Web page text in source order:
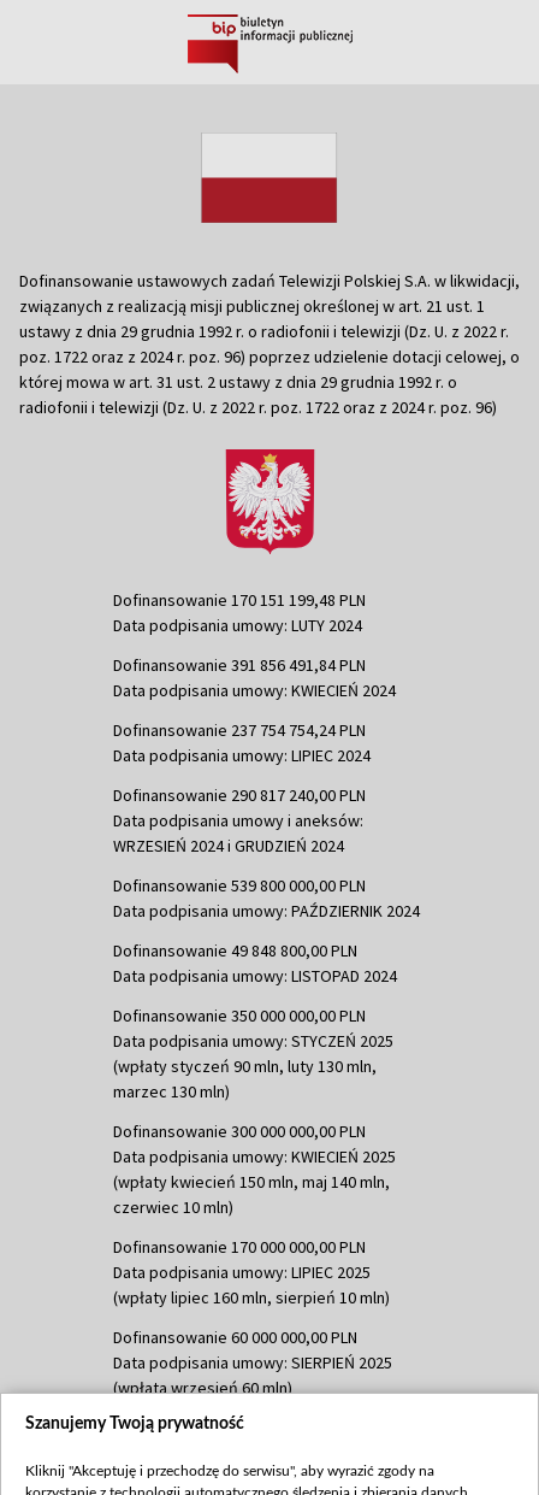
Dofinansowanie ustawowych zadań Telewizji Polskiej S.A. w likwidacji,
związanych z realizacją misji publicznej określonej w art. 21 ust. 1
ustawy z dnia 29 grudnia 1992 r. o radiofonii i telewizji (Dz. U. z 2022 r.
poz. 1722 oraz z 2024 r. poz. 96) poprzez udzielenie dotacji celowej, o
której mowa w art. 31 ust. 2 ustawy z dnia 29 grudnia 1992 r. o
radiofonii i telewizji (Dz. U. z 2022 r. poz. 1722 oraz z 2024 r. poz. 96)
Dofinansowanie 170 151 199,48 PLN
Data podpisania umowy: LUTY 2024
Dofinansowanie 391 856 491,84 PLN
Data podpisania umowy: KWIECIEŃ 2024
Dofinansowanie 237 754 754,24 PLN
Data podpisania umowy: LIPIEC 2024
Dofinansowanie 290 817 240,00 PLN
Data podpisania umowy i aneksów:
WRZESIEŃ 2024 i GRUDZIEŃ 2024
Dofinansowanie 539 800 000,00 PLN
Data podpisania umowy: PAŹDZIERNIK 2024
Dofinansowanie 49 848 800,00 PLN
Data podpisania umowy: LISTOPAD 2024
Dofinansowanie 350 000 000,00 PLN
Data podpisania umowy: STYCZEŃ 2025
(wpłaty styczeń 90 mln, luty 130 mln,
marzec 130 mln)
Dofinansowanie 300 000 000,00 PLN
Data podpisania umowy: KWIECIEŃ 2025
(wpłaty kwiecień 150 mln, maj 140 mln,
czerwiec 10 mln)
Dofinansowanie 170 000 000,00 PLN
Data podpisania umowy: LIPIEC 2025
(wpłaty lipiec 160 mln, sierpień 10 mln)
Dofinansowanie 60 000 000,00 PLN
Data podpisania umowy: SIERPIEŃ 2025
(wpłata wrzesień 60 mln)
Dofinansowanie 635 783 051,21 PLN
(wpłata wrzesień 100 mln, październik 350
Szanujemy Twoją prywatność
Kliknij "Akceptuję i przechodzę do serwisu", aby wyrazić zgody na